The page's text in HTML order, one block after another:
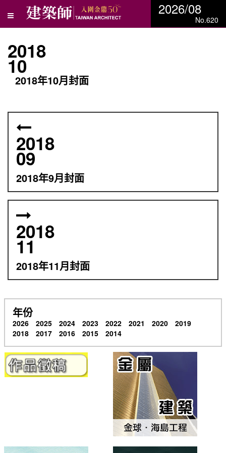
2026/08
No.620
2018
10
2018年10月封面
2018
09
2018年9月封面
2018
11
2018年11月封面
年份
2026 2025 2024 2023 2022 2021 2020
2019
2018
2017 2016 2015 2014